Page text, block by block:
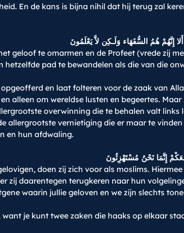
En de kans is bijna nihil dat hij terug zal
إِنَّهُمْ هُمُ السُّفَهَاء وَلَـكِن لاَّ يَعْلَمُونَ
geloof te omarmen en de Profeet (vrede zij
hetzelfde pad te bewandelen als die van die
en laat folteren voor de zaak van
alleen om wereldse lusten en begeertes.
overwinning die te behalen valt links
allergrootste vernietiging die er maar te
en hun afdwaling.
مَعَكْمْ إِنَّمَا نَحْنُ مُسْتَهْزِئُونَ
doen zij zich voor als moslims.
zij daarentegen terugkeren naar hun
waarin jullie geloven en we zijn slechts
je kunt twee zaken die haaks op elkaar